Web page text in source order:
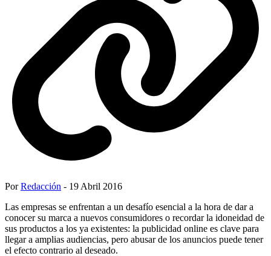
PorRedacción - 19 Abril 2016
Las empresas se enfrentan a un desafío esencial a la hora de dar a
conocer su marca a nuevos consumidores o recordar la idoneidad de
sus productos a los ya existentes: la publicidad online es clave para
llegar a amplias audiencias, pero abusar de los anuncios puede tener
el efecto contrario al deseado.